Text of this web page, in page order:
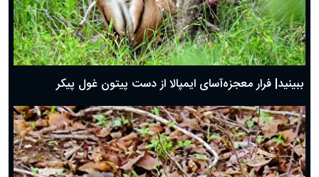
ببینید| فرار معجزه‌آسای ایمپالا از دست پیتون غول پیکر